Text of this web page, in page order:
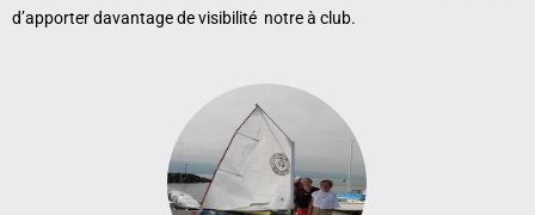
d’apporter davantage de visibilité notre à club.